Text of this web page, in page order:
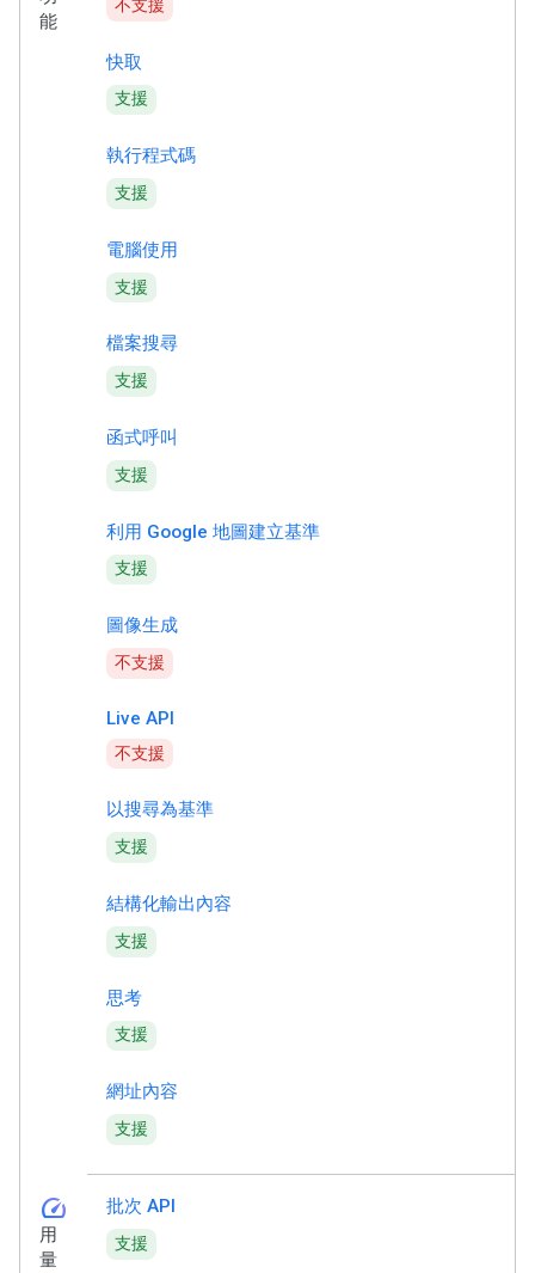
能
不支援
快取
支援
執行程式碼
支援
電腦使用
支援
檔案搜尋
支援
函式呼叫
支援
利用 Google 地圖建立基準
支援
圖像生成
不支援
Live API
不支援
以搜尋為基準
支援
結構化輸出內容
支援
思考
支援
網址內容
支援
speed
用
量
批次 API
支援